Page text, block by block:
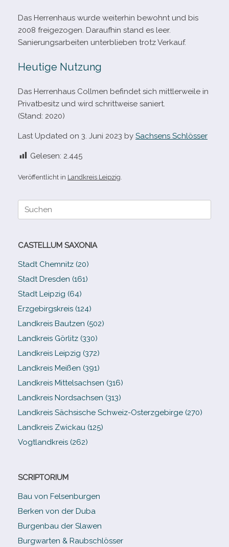
Das Herrenhaus wurde wei­ter­hin bewohnt und bis
2008 frei­ge­zo­gen. Daraufhin stand es leer.
Sanierungsarbeiten unter­blie­ben trotz Verkauf.
Heutige Nutzung
Das Herrenhaus Collmen befin­det sich mitt­ler­weile in
Privatbesitz und wird schritt­weise saniert.
(Stand: 2020)
Last Updated on 3. Juni 2023 by Sachsens Schlösser
Gelesen: 2.445
Veröffentlicht in Landkreis Leipzig
Suche
CASTELLUM SAXONIA
Stadt Chemnitz (20)
Stadt Dresden (161)
Stadt Leipzig (64)
Erzgebirgskreis (124)
Landkreis Bautzen (502)
Landkreis Görlitz (330)
Landkreis Leipzig (372)
Landkreis Meißen (391)
Landkreis Mittelsachsen (316)
Landkreis Nordsachsen (313)
Landkreis Sächsische Schweiz-​Osterzgebirge (270)
Landkreis Zwickau (125)
Vogtlandkreis (262)
SCRIPTORIUM
Bau von Felsenburgen
Berken von der Duba
Burgenbau der Slawen
Burgwarten & Raubschlösser